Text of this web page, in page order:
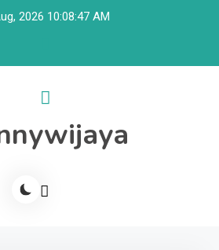
2026 10:08:48 AM